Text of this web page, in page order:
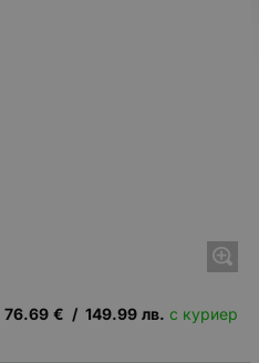
76.69 € / 149.99 лв. с куриер